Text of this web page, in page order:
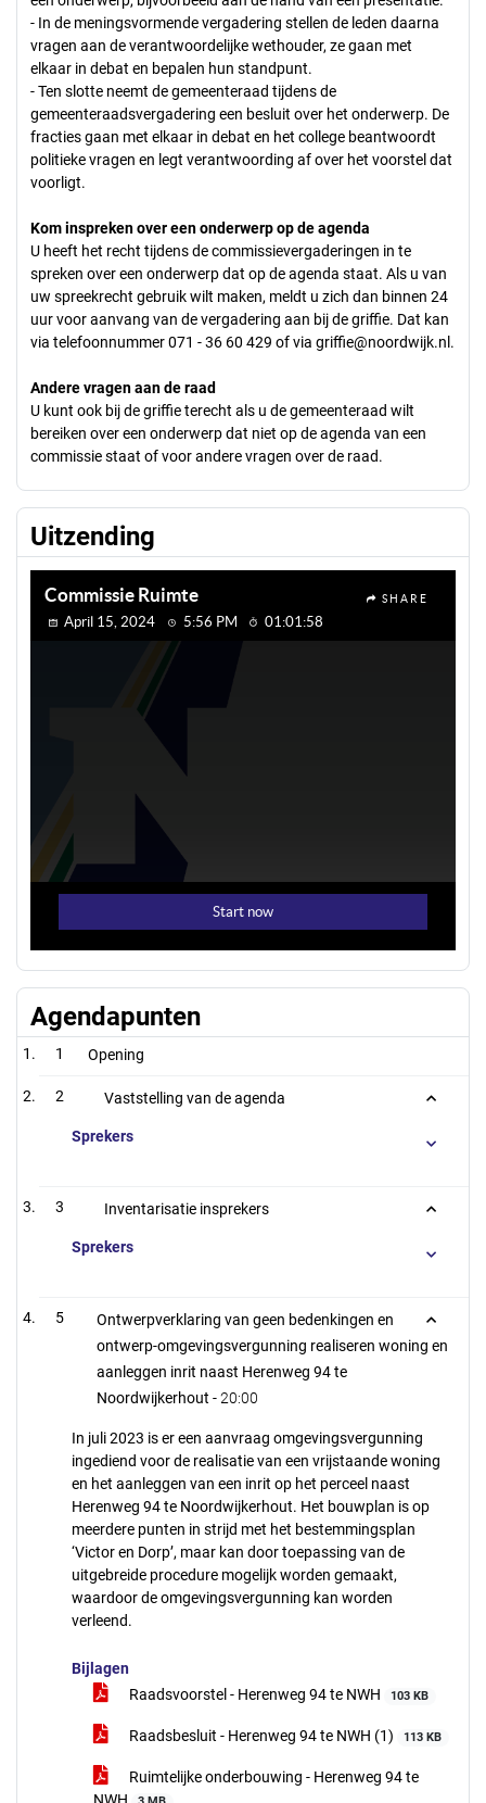
- In de meningsvormende vergadering stellen de leden daarna
vragen aan de verantwoordelijke wethouder, ze gaan met
elkaar in debat en bepalen hun standpunt.
- Ten slotte neemt de gemeenteraad tijdens de
gemeenteraadsvergadering een besluit over het onderwerp. De
fracties gaan met elkaar in debat en het college beantwoordt
politieke vragen en legt verantwoording af over het voorstel dat
voorligt.
Kom inspreken over een onderwerp op de agenda
U heeft het recht tijdens de commissievergaderingen in te
spreken over een onderwerp dat op de agenda staat. Als u van
uw spreekrecht gebruik wilt maken, meldt u zich dan binnen 24
uur voor aanvang van de vergadering aan bij de griffie. Dat kan
via telefoonnummer 071 - 36 60 429 of via griffie@noordwijk.nl .
Andere vragen aan de raad
U kunt ook bij de griffie terecht als u de gemeenteraad wilt
bereiken over een onderwerp dat niet op de agenda van een
commissie staat of voor andere vragen over de raad.
Uitzending
Agendapunten
1 Opening
2 Vaststelling van de agenda
Sprekers
3 Inventarisatie insprekers
Sprekers
5
Ontwerpverklaring van geen bedenkingen en
ontwerp-omgevingsvergunning realiseren woning en
aanleggen inrit naast Herenweg 94 te
Noordwijkerhout -20:00
In juli 2023 is er een aanvraag omgevingsvergunning
ingediend voor de realisatie van een vrijstaande woning
en het aanleggen van een inrit op het perceel naast
Herenweg 94 te Noordwijkerhout. Het bouwplan is op
meerdere punten in strijd met het bestemmingsplan
‘Victor en Dorp’, maar kan door toepassing van de
uitgebreide procedure mogelijk worden gemaakt,
waardoor de omgevingsvergunning kan worden
verleend.
Bijlagen
Raadsvoorstel - Herenweg 94 te NWH
103 KB
Raadsbesluit - Herenweg 94 te NWH (1) 113 KB
Ruimtelijke onderbouwing - Herenweg 94 te